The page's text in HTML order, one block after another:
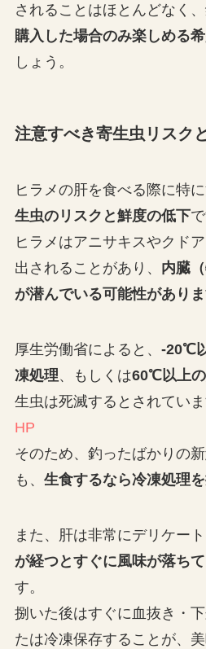
されることはほとんどなく、
購入した場合のみ楽しめる
しょう。
注意すべき寄生虫リスク
ヒラメの肝を食べる際に特
生虫のリスクと鮮度の低下で
ヒラメはアニサキスやクド
出されることがあり、 内臓
が潜んでいる可能性があり
厚生労働省によると、 -20℃
凍処理、もしくは60℃以上の
生虫は死滅するとされてい
HP
そのため、釣ったばかりの
も、 生食するなら冷凍処理
また、肝は非常にデリケート
が経つとすぐに風味が落ち
す。
捌いた後はすぐに血抜き・
たは冷凍保存することが、